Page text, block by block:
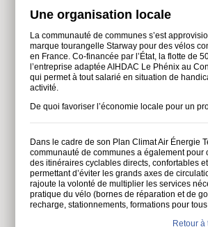
Une organisation locale
La communauté de communes s’est
marque tourangelle Starway pour des vélos
en France. Co-financée par l’État, la flotte de
l’entreprise adaptée AIHDAC Le Phénix au
qui permet à tout salarié en situation de
activité.
De quoi favoriser l’économie locale pour un
Dans le cadre de son Plan Climat Air Énergie
communauté de communes a également pour
des itinéraires cyclables directs, confortables
permettant d’éviter les grands axes de
rajoute la volonté de multiplier les services
pratique du vélo (bornes de réparation et de
recharge, stationnements, formations pour
Retour à